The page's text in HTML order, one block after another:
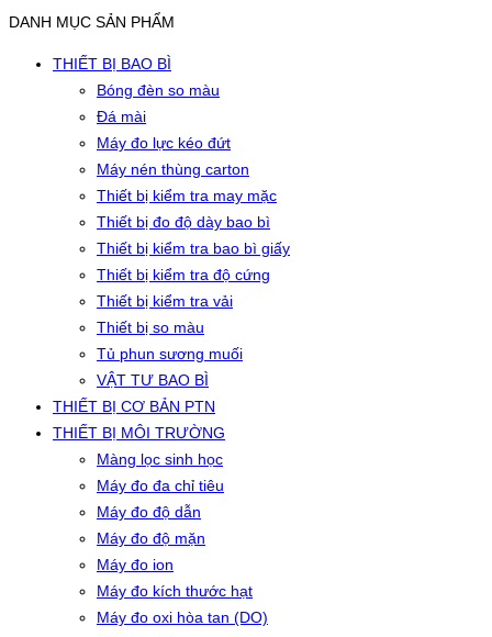
DANH MỤC SẢN PHẨM
THIẾT BỊ BAO BÌ
Bóng đèn so màu
Đá mài
Máy đo lực kéo đứt
Máy nén thùng carton
Thiết bị kiểm tra may mặc
Thiết bị đo độ dày bao bì
Thiết bị kiểm tra bao bì giấy
Thiết bị kiểm tra độ cứng
Thiết bị kiểm tra vải
Thiết bị so màu
Tủ phun sương muối
VẬT TƯ BAO BÌ
THIẾT BỊ CƠ BẢN PTN
THIẾT BỊ MÔI TRƯỜNG
Màng lọc sinh học
Máy đo đa chỉ tiêu
Máy đo độ dẫn
Máy đo độ mặn
Máy đo ion
Máy đo kích thước hạt
Máy đo oxi hòa tan (DO)